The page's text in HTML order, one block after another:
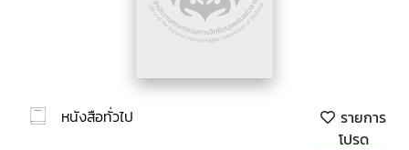
หนังสือทั่วไป
รายการ
โปรด